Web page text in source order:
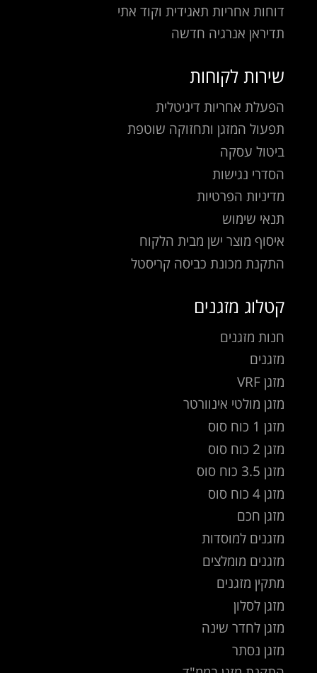
דוחות אחריות תאגידית וקוד אתי
תדיראן אנרגיה חדשה
שירות לקוחות
הפעלת אחריות דיגיטלית
תפעול המזגן ותחזוקה שוטפת
ביטול עסקה
הסדרי נגישות
מדיניות הפרטיות
תנאי שימוש
איסוף מוצר ישן מבית הלקוח
התקנת מכונת כביסה קריסטל
קטלוג מזגנים
חנות מזגנים
מזגנים
מזגן VRF
מזגן מולטי אינוורטר
מזגן 1 כוח סוס
מזגן 2 כוח סוס
מזגן 3.5 כוח סוס
מזגן 4 כוח סוס
מזגן חכם
מזגנים למוסדות
מזגנים מומלצים
מתקין מזגנים
מזגן לסלון
מזגן לחדר שינה
מזגן נסתר